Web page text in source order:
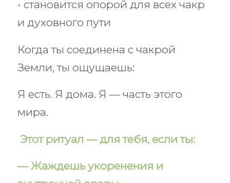
• становится опорой для всех чакр
и духовного пути
Когда ты соединена с чакрой
Земли, ты ощущаешь:
Я есть. Я дома. Я — часть этого
мира.
Этот ритуал — для тебя, если ты:
— Жаждешь укоренения и